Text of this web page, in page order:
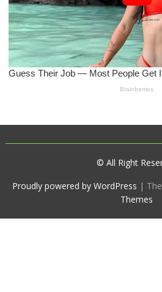
© All Right
Proudly powered by WordPress |
Themes